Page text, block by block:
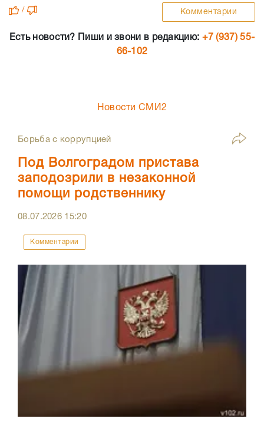
/ Комментарии
Есть новости? Пиши и звони в редакцию: +7 (937) 55-
66-102
Новости СМИ2
Борьба с коррупцией
Под Волгоградом пристава
заподозрили в незаконной
помощи родственнику
08.07.2026 15:20
Комментарии